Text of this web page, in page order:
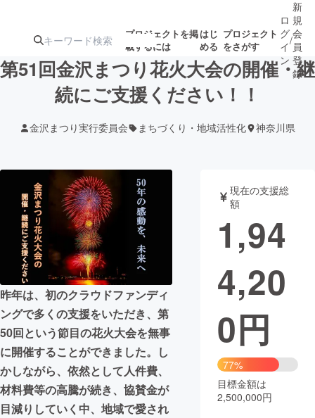
プロジェクトを掲
載するには
はじ
める
プロジェクト
をさがす
人気のプロ
ジェクト
注目のリ
ターン
注目の新着プロ
ジェクト
募集終了が近いプ
ロジェクト
もうすぐ公開
されます
アート・写真 音楽
テクノロジー・ガジェット ゲーム・サ
映像・映画
ビジネス・起業
まちづくり・地域活性化
CAMPFIRE for Social Good
CAMPFIRE Creation
CAMPFIREふるさと納税machi-ya コミュニティ
ロ
グ
イ
ン
/
新
規
会
員
登
録
第51回金沢まつり花火大会の開催・継
続にご支援ください！！
金沢まつり実行委員会 まちづくり・地域活性化 神奈川県
昨年は、初のクラウドファンディ
ングで多くの支援をいただき、第
50回という節目の花火大会を無事
に開催することができました。し
かしながら、依然として人件費、
材料費等の高騰が続き、協賛金が
目減りしていく中、地域で愛され
現在の支援総
額
1,94
4,20
0円
77%
目標金額は
2,500,000円